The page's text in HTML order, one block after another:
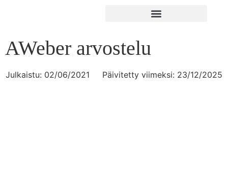
AWeber arvostelu
Julkaistu: 02/06/2021 Päivitetty viimeksi: 23/12/2025